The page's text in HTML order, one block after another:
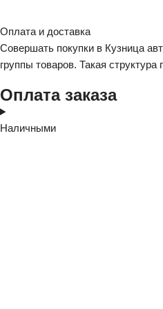
Оплата и доставка
Совершать покупки в Кузница
группы товаров. Такая
Оплата заказа
Наличными